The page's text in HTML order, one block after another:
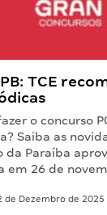
TCE
o concurso
Saiba as
da Paraíba
em 26 de
de Dezembro de 2025